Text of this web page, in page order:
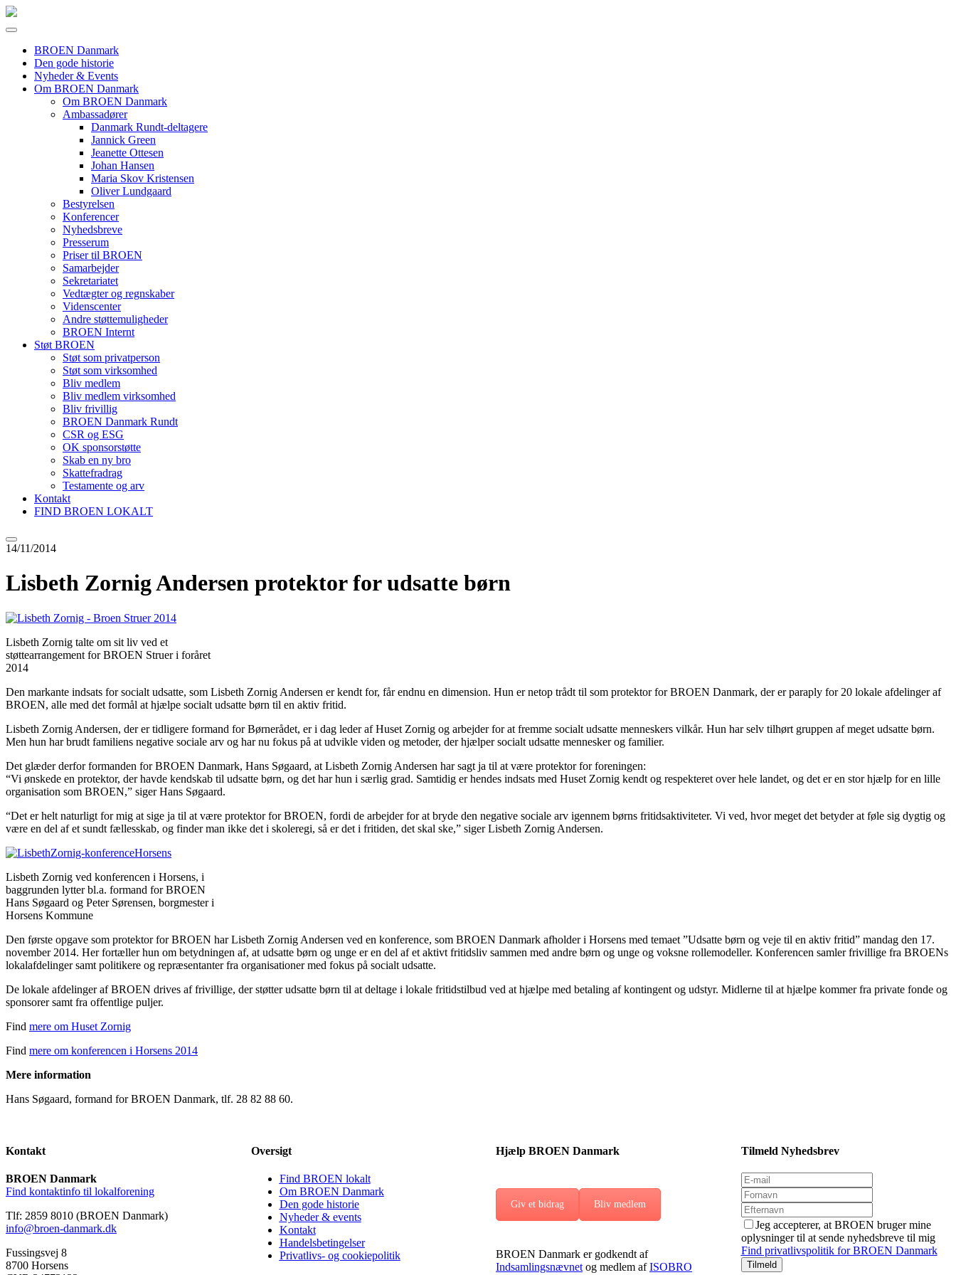
BROEN Danmark
Den gode historie
Nyheder & Events
Om BROEN Danmark
Om BROEN Danmark
Ambassadører
Danmark Rundt-deltagere
Jannick Green
Jeanette Ottesen
Johan Hansen
Maria Skov Kristensen
Oliver Lundgaard
Bestyrelsen
Konferencer
Nyhedsbreve
Presserum
Priser til BROEN
Samarbejder
Sekretariatet
Vedtægter og regnskaber
Videnscenter
Andre støttemuligheder
BROEN Internt
Støt BROEN
Støt som privatperson
Støt som virksomhed
Bliv medlem
Bliv medlem virksomhed
Bliv frivillig
BROEN Danmark Rundt
CSR og ESG
OK sponsorstøtte
Skab en ny bro
Skattefradrag
Testamente og arv
Kontakt
FIND BROEN LOKALT
14/11/2014
Lisbeth Zornig Andersen protektor for udsatte børn
Lisbeth Zornig talte om sit liv ved et
støttearrangement for BROEN Struer i foråret
2014
Den markante indsats for socialt udsatte, som Lisbeth Zornig Andersen er kendt for, får endnu en dimension. Hun er netop trådt til som protektor for BROEN Danmark, der er paraply for 20 lokale afdelinger af
BROEN, alle med det formål at hjælpe socialt udsatte børn til en aktiv fritid.
Lisbeth Zornig Andersen, der er tidligere formand for Børnerådet, er i dag leder af Huset Zornig og arbejder for at fremme socialt udsatte menneskers vilkår. Hun har selv tilhørt gruppen af meget udsatte børn.
Men hun har brudt familiens negative sociale arv og har nu fokus på at udvikle viden og metoder, der hjælper socialt udsatte mennesker og familier.
Det glæder derfor formanden for BROEN Danmark, Hans Søgaard, at Lisbeth Zornig Andersen har sagt ja til at være protektor for foreningen:
“Vi ønskede en protektor, der havde kendskab til udsatte børn, og det har hun i særlig grad. Samtidig er hendes indsats med Huset Zornig kendt og respekteret over hele landet, og det er en stor hjælp for en lille
organisation som BROEN,” siger Hans Søgaard.
“Det er helt naturligt for mig at sige ja til at være protektor for BROEN, fordi de arbejder for at bryde den negative sociale arv igennem børns fritidsaktiviteter. Vi ved, hvor meget det betyder at føle sig dygtig og
være en del af et sundt fællesskab, og finder man ikke det i skoleregi, så er det i fritiden, det skal ske,” siger Lisbeth Zornig Andersen.
Lisbeth Zornig ved konferencen i Horsens, i
baggrunden lytter bl.a. formand for BROEN
Hans Søgaard og Peter Sørensen, borgmester i
Horsens Kommune
Den første opgave som protektor for BROEN har Lisbeth Zornig Andersen ved en konference, som BROEN Danmark afholder i Horsens med temaet ”Udsatte børn og veje til en aktiv fritid” mandag den 17.
november 2014. Her fortæller hun om betydningen af, at udsatte børn og unge er en del af et aktivt fritidsliv sammen med andre børn og unge og voksne rollemodeller. Konferencen samler frivillige fra BROENs
lokalafdelinger samt politikere og repræsentanter fra organisationer med fokus på socialt udsatte.
De lokale afdelinger af BROEN drives af frivillige, der støtter udsatte børn til at deltage i lokale fritidstilbud ved at hjælpe med betaling af kontingent og udstyr. Midlerne til at hjælpe kommer fra private fonde og
sponsorer samt fra offentlige puljer.
Find mere om Huset Zornig
Find mere om konferencen i Horsens 2014
Mere information
Hans Søgaard, formand for BROEN Danmark, tlf. 28 82 88 60.
Kontakt
BROEN Danmark
Find kontaktinfo til lokalforening
Tlf: 2859 8010 (BROEN Danmark)
info@broen-danmark.dk
Fussingsvej 8
8700 Horsens
Oversigt
Find BROEN lokalt
Om BROEN Danmark
Den gode historie
Nyheder & events
Kontakt
Handelsbetingelser
Privatlivs- og cookiepolitik
Hjælp BROEN Danmark
Giv et bidrag Bliv medlem
BROEN Danmark er godkendt af
Indsamlingsnævnet og medlem afISOBRO
Tilmeld Nyhedsbrev
Jeg accepterer, at BROEN bruger mine
oplysninger til at sende nyhedsbreve til mig
Find privatlivspolitik for BROEN Danmark